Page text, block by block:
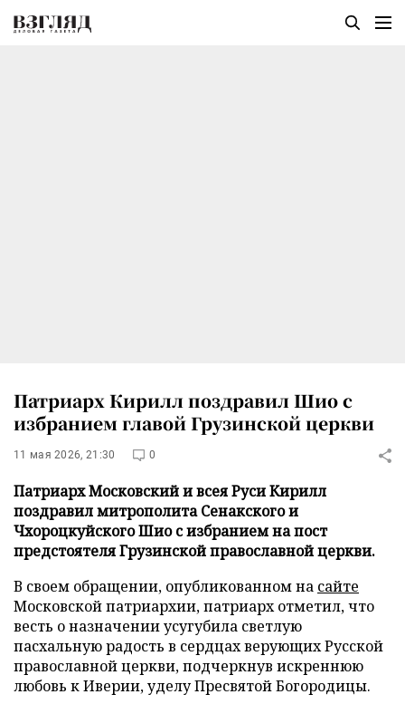
Патриарх Кирилл поздравил Шио с
избранием главой Грузинской церкви
11 мая 2026, 21:30 0
Патриарх Московский и всея Руси Кирилл
поздравил митрополита Сенакского и
Чхороцкуйского Шио с избранием на пост
предстоятеля Грузинской православной церкви.
В своем обращении, опубликованном на сайте
Московской патриархии, патриарх отметил, что
весть о назначении усугубила светлую
пасхальную радость в сердцах верующих Русской
православной церкви, подчеркнув искреннюю
любовь к Иверии, уделу Пресвятой Богородицы.